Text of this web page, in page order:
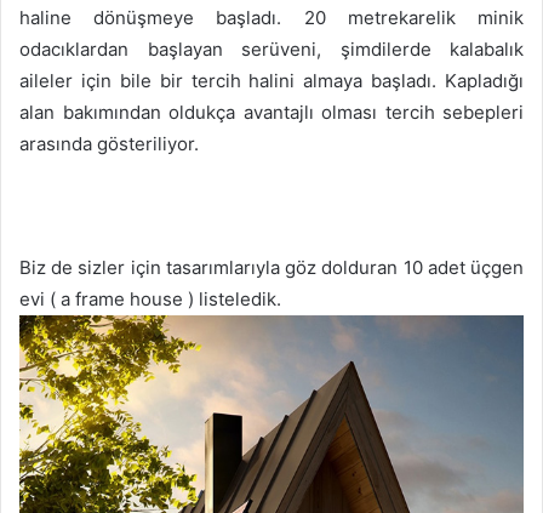
haline dönüşmeye başladı. 20 metrekarelik minik
odacıklardan başlayan serüveni, şimdilerde kalabalık
aileler için bile bir tercih halini almaya başladı. Kapladığı
alan bakımından oldukça avantajlı olması tercih sebepleri
arasında gösteriliyor.
Biz de sizler için tasarımlarıyla göz dolduran 10 adet üçgen
evi ( a frame house ) listeledik.